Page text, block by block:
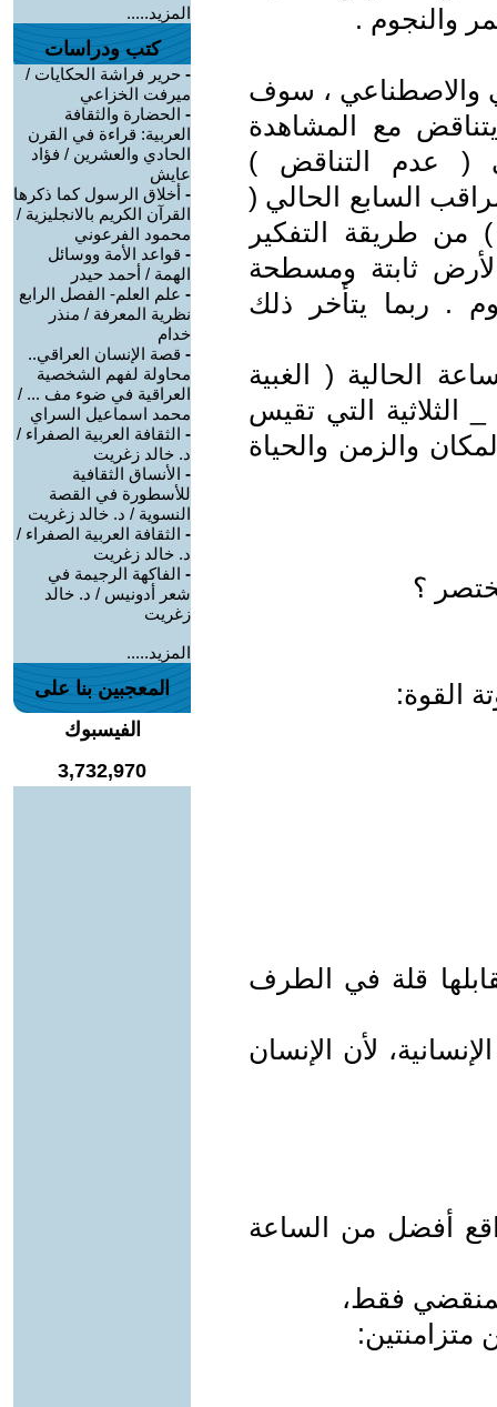
والنجوم .
والاصطناعي ، سوف
مع المشاهدة
( عدم التناقض )
السابع الحالي (
طريقة التفكير
ثابتة ومسطحة
. ربما يتأخر ذلك
الحالية ( الغبية
الثلاثية التي تقيس
والزمن والحياة
؟
القوة:
قلة في الطرف
لأن الإنسان
أفضل من الساعة
فقط،
متزامنتين:
المزيد.....
كتب ودراسات
- حرير فراشة الحكايات /
ميرفت الخزاعي
- الحضارة والثقافة
العربية: قراءة في القرن
الحادي والعشرين / فؤاد
عايش
- أخلاق الرسول كما ذكرها
القرآن الكريم بالانجليزية /
محمود الفرعوني
- قواعد الأمة ووسائل
الهمة / أحمد حيدر
- علم العلم- الفصل الرابع
نظرية المعرفة / منذر
خدام
- قصة الإنسان العراقي..
محاولة لفهم الشخصية
العراقية في ضوء مف ... /
محمد اسماعيل السراي
- الثقافة العربية الصفراء /
د. خالد زغريت
- الأنساق الثقافية
للأسطورة في القصة
النسوية / د. خالد زغريت
- الثقافة العربية الصفراء /
د. خالد زغريت
- الفاكهة الرجيمة في
شعر أدونيس / د. خالد
زغريت
المزيد.....
المعجبين بنا على
الفيسبوك
3,732,970